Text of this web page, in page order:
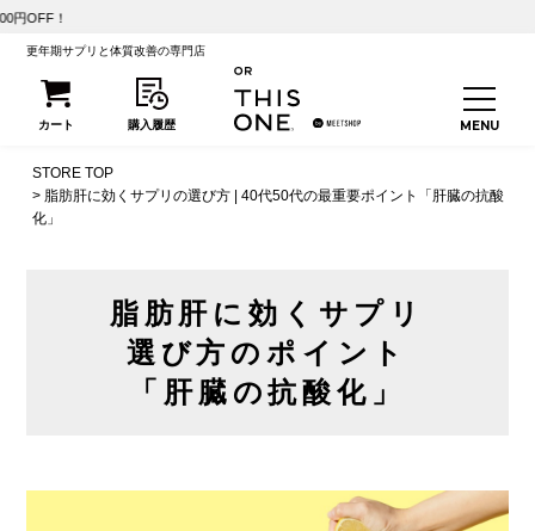
更年期サプリと体質改善の専門店
STORE TOP
脂肪肝に効くサプリの選び方 | 40代50代の最重要ポイント「肝臓の抗酸
化」
脂肪肝に効くサプリ
選び方のポイント
「肝臓の抗酸化」